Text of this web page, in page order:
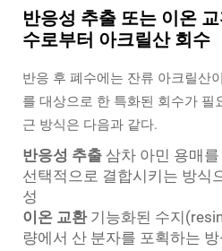
반응성 추출 또는 이온
수로부터 아크릴산 회수
반응 후 폐수에는 잔류 아크릴산
를 대상으로 한 특화된 회수가 필
근 방식은 다음과 같다.
반응성 추출 삼차 아민 용매
선택적으로 결합시키는 방식
성
이온 교환 기능화된 수지
량에서 산 분자를 포획하는